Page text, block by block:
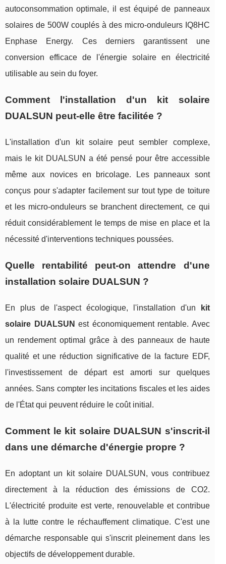
autoconsommation optimale, il est équipé de panneaux
solaires de 500W couplés à des micro-onduleurs IQ8HC
Enphase Energy. Ces derniers garantissent une
conversion efficace de l'énergie solaire en électricité
utilisable au sein du foyer.
Comment l'installation d'un kit solaire
DUALSUN peut-elle être facilitée ?
L'installation d'un kit solaire peut sembler complexe,
mais le kit DUALSUN a été pensé pour être accessible
même aux novices en bricolage. Les panneaux sont
conçus pour s'adapter facilement sur tout type de toiture
et les micro-onduleurs se branchent directement, ce qui
réduit considérablement le temps de mise en place et la
nécessité d'interventions techniques poussées.
Quelle rentabilité peut-on attendre d'une
installation solaire DUALSUN ?
En plus de l'aspect écologique, l'installation d'un
kit
solaire DUALSUN est économiquement rentable. Avec
un rendement optimal grâce à des panneaux de haute
qualité et une réduction significative de la facture EDF,
l'investissement de départ est amorti sur quelques
années. Sans compter les incitations fiscales et les aides
de l'État qui peuvent réduire le coût initial.
Comment le kit solaire DUALSUN s'inscrit-il
dans une démarche d'énergie propre ?
En adoptant un kit solaire DUALSUN, vous contribuez
directement à la réduction des émissions de CO2.
L'électricité produite est verte, renouvelable et contribue
à la lutte contre le réchauffement climatique. C'est une
démarche responsable qui s'inscrit pleinement dans les
objectifs de développement durable.